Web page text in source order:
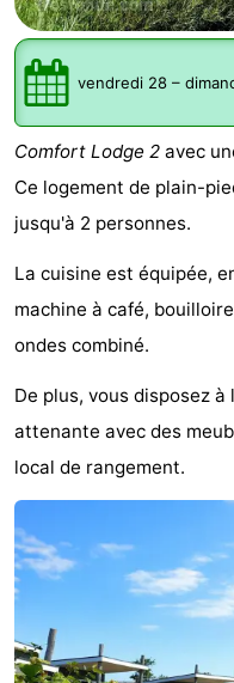
Westende
d'hôtes
Chaumières
Oostduinkerke
-
Last
minutes
Plages
Voir
et
faire
Lieux
d'intérêt
-
Musées
-
Points
Attractions
vendredi 28 –
Comfort Lodge 2 avec
Ce logement de plain-
jusqu'à 2 personnes.
La cuisine est équipée,
machine à café,
ondes combiné.
De plus, vous disposez
attenante avec des
local de rangement.